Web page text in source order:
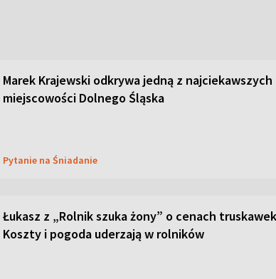
Marek Krajewski odkrywa jedną z najciekawszych
miejscowości Dolnego Śląska
Pytanie na Śniadanie
Łukasz z „Rolnik szuka żony” o cenach
Koszty i pogoda uderzają w rolników